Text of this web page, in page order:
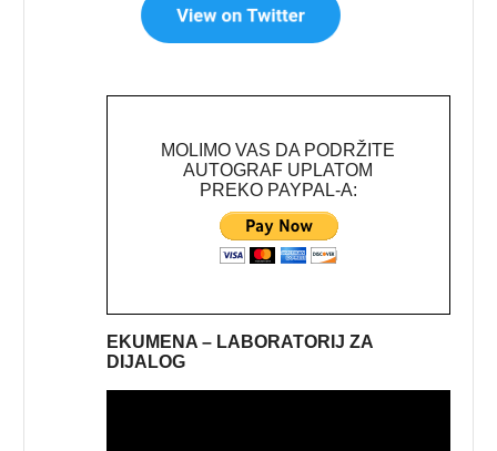
MOLIMO VAS DA PODRŽITE
AUTOGRAF UPLATOM
PREKO PAYPAL-A:
EKUMENA – LABORATORIJ ZA
DIJALOG